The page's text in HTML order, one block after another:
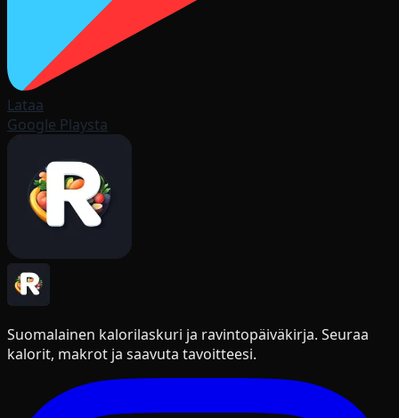
Lataa
Google Playsta
Suomalainen kalorilaskuri ja ravintopäiväkirja. Seuraa
kalorit, makrot ja saavuta tavoitteesi.